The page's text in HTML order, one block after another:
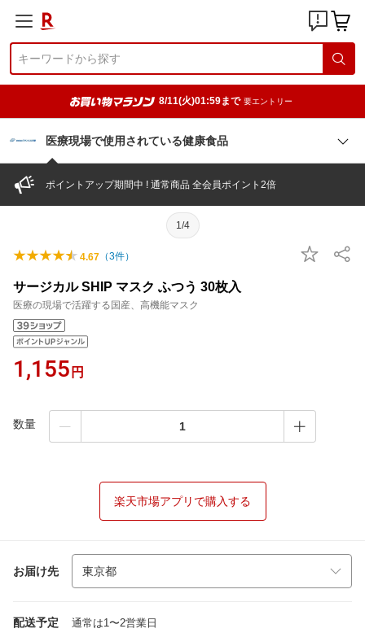
8/11(火)01:59まで 要エントリー
医療現場で使用されている健康食品
ポイントアップ期間中 ! 通常商品 全会員ポイント2倍
1/4
4.67 （3件）
サージカル SHIP マスク ふつう 30枚入
医療の現場で活躍する国産、高機能マスク
1,155 円
数量
楽天市場アプリで購入する
お届け先
配送予定 通常は1〜2営業日